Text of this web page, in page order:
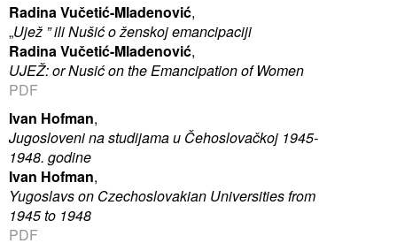
Radina Vučetić-Mladenović,
„Ujež ” ili Nušić o ženskoj emancipaciji
Radina Vučetić-Mladenović,
UJEŽ: or Nusić on the Emancipation of Women
PDF
Ivan Hofman,
Jugosloveni na studijama u Čehoslovačkoj 1945-
1948. godine
Ivan Hofman,
Yugoslavs on Czechoslovakian Universities from
1945 to 1948
PDF